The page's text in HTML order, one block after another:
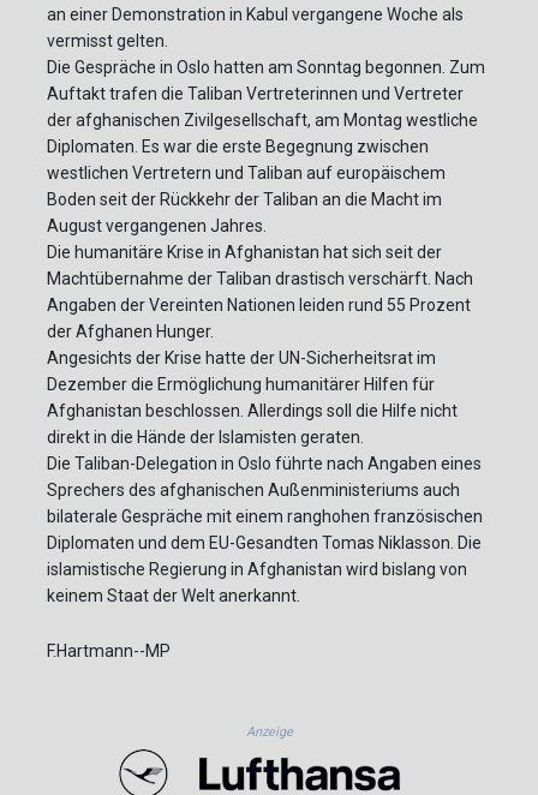
an einer Demonstration in Kabul vergangene Woche als
vermisst gelten.
Die Gespräche in Oslo hatten am Sonntag begonnen. Zum
Auftakt trafen die Taliban Vertreterinnen und Vertreter
der afghanischen Zivilgesellschaft, am Montag westliche
Diplomaten. Es war die erste Begegnung zwischen
westlichen Vertretern und Taliban auf europäischem
Boden seit der Rückkehr der Taliban an die Macht im
August vergangenen Jahres.
Die humanitäre Krise in Afghanistan hat sich seit der
Machtübernahme der Taliban drastisch verschärft. Nach
Angaben der Vereinten Nationen leiden rund 55 Prozent
der Afghanen Hunger.
Angesichts der Krise hatte der UN-Sicherheitsrat im
Dezember die Ermöglichung humanitärer Hilfen für
Afghanistan beschlossen. Allerdings soll die Hilfe nicht
direkt in die Hände der Islamisten geraten.
Die Taliban-Delegation in Oslo führte nach Angaben eines
Sprechers des afghanischen Außenministeriums auch
bilaterale Gespräche mit einem ranghohen französischen
Diplomaten und dem EU-Gesandten Tomas Niklasson. Die
islamistische Regierung in Afghanistan wird bislang von
keinem Staat der Welt anerkannt.
F.Hartmann--MP
Anzeige